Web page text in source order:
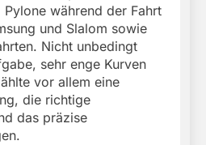
während der Fahrt
und Slalom sowie
Nicht unbedingt
sehr enge Kurven
vor allem eine
die richtige
das präzise